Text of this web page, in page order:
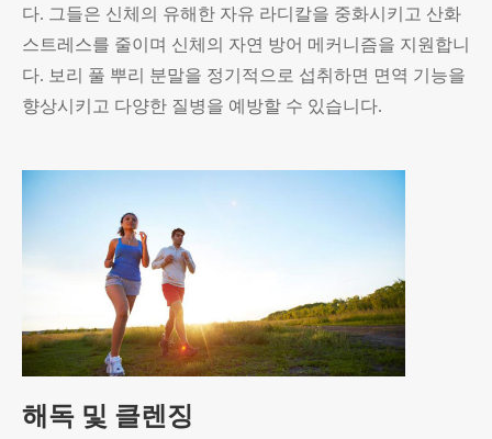
다. 그들은 신체의 유해한 자유 라디칼을 중화시키고 산화
스트레스를 줄이며 신체의 자연 방어 메커니즘을 지원합니
다. 보리 풀 뿌리 분말을 정기적으로 섭취하면 면역 기능을
향상시키고 다양한 질병을 예방할 수 있습니다.
해독 및 클렌징